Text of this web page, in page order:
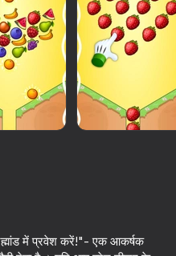
Fruit Box: Sort & Match
में प्रवेश करें!"- एक आकर्षक